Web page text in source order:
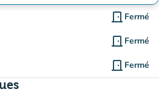
door_front Fermé
door_front Fermé
door_front Fermé